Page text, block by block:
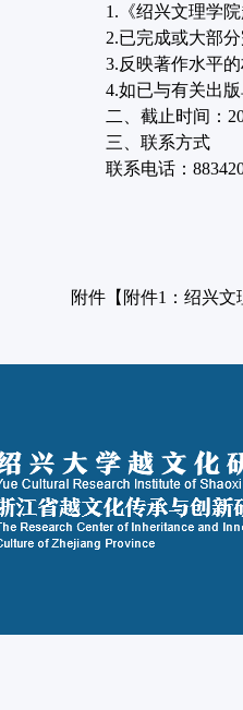
1. 《绍兴文理学
2.已完成或大部
3.反映著作水平
4.如已与有关出
二、截止时间：
三、联系方式
联系电话：
附件【 附件1：绍兴